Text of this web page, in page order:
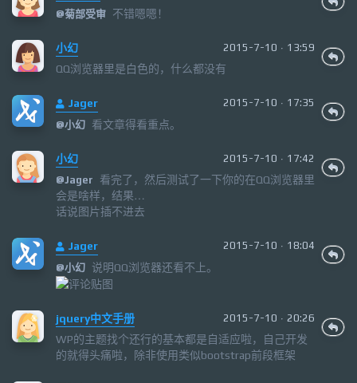
@菊部受审 不错嗯嗯！
小幻 2015-7-10 · 13:59
QQ浏览器里是白色的，什么都没有
Jager
2015-7-10 · 17:35
@小幻 看文章得看重点。
小幻
2015-7-10 · 17:42
@Jager
看完了，然后测试了一下你的在QQ浏览器里
会是啥样，结果…
话说图片插不进去
Jager
2015-7-10 · 18:04
@小幻 说明QQ浏览器还看不上。
jquery中文手册 2015-7-10 · 20:26
WP的主题找个还行的基本都是自适应啦，自己开发
的就得头痛啦，除非使用类似bootstrap前段框架